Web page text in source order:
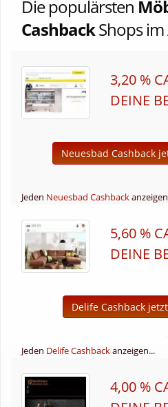
Die populärsten
CashbackShops im
3,20 %
DEINE
Neuesbad Cashback
Jeden Neuesbad Cashback
5,60 %
DEINE
Delife Cashback
Jeden Delife Cashbackanzeigen...
4,00 %